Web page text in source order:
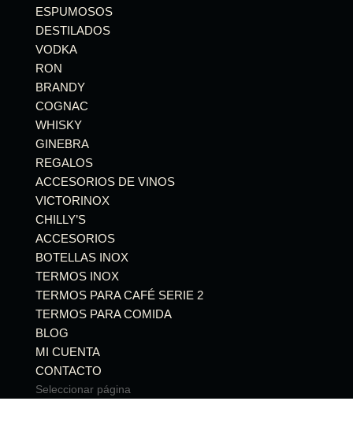
ESPUMOSOS
DESTILADOS
VODKA
RON
BRANDY
COGNAC
WHISKY
GINEBRA
REGALOS
ACCESORIOS DE VINOS
VICTORINOX
CHILLY’S
ACCESORIOS
BOTELLAS INOX
TERMOS INOX
TERMOS PARA CAFÉ SERIE 2
TERMOS PARA COMIDA
BLOG
MI CUENTA
CONTACTO
Seleccionar página